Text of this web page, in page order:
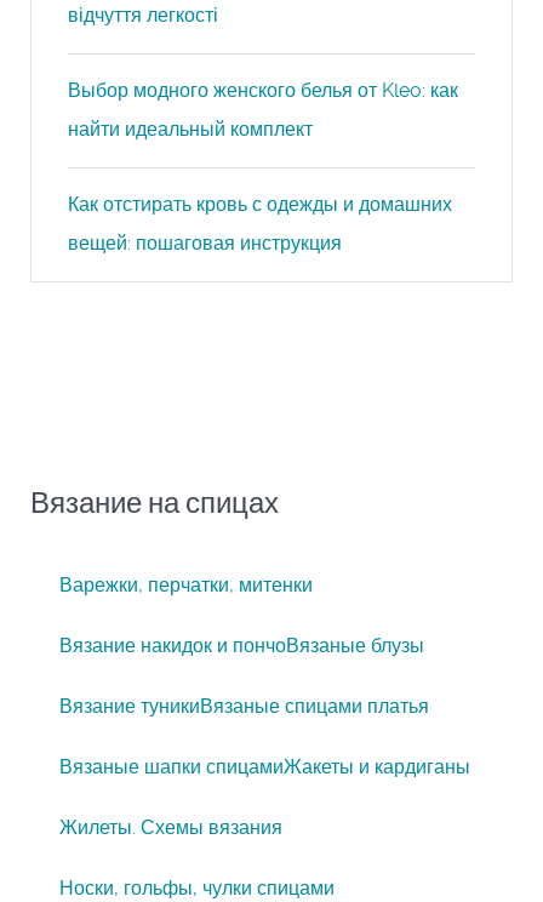
відчуття легкості
Выбор модного женского белья от Kleo: как
найти идеальный комплект
Как отстирать кровь с одежды и домашних
вещей: пошаговая инструкция
Вязание на спицах
Варежки, перчатки, митенки
Вязание накидок и пончоВязаные блузы
Вязание туникиВязаные спицами платья
Вязаные шапки спицамиЖакеты и кардиганы
Жилеты. Схемы вязания
Носки, гольфы, чулки спицами